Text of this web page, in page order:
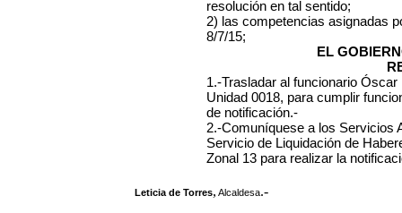
resolución en tal sentido;
2) las competencias asignadas
8/7/15;
EL
1.-Trasladar al funcionario
Unidad 0018, para cumplir
de notificación.-
2.-Comuníquese a los Servicios
Servicio de Liquidación de
Zonal 13 para realizar la
Leticia de Torres, Alcaldesa.-